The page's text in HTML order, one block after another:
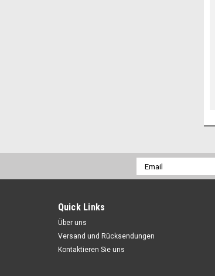
Email
Address
Quick Links
Über uns
Versand und Rücksendungen
Kontaktieren Sie uns